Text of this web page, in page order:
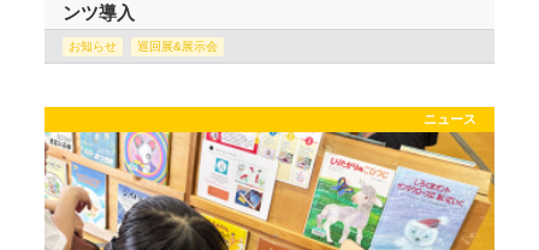
ンツ導入
お知らせ 巡回展&展示会
ニュース